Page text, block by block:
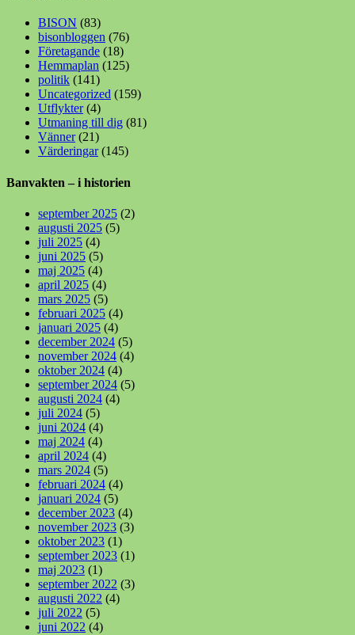
BISON (83)
bisonbloggen (76)
Företagande (18)
Hemmaplan (125)
politik (141)
Uncategorized (159)
Utflykter(4)
Utmaning till dig (81)
Vänner(21)
Värderingar(145)
Banvakten – i historien
september 2025 (2)
augusti 2025 (5)
juli 2025 (4)
juni 2025 (5)
maj 2025 (4)
april 2025 (4)
mars 2025 (5)
februari 2025 (4)
januari 2025 (4)
december 2024 (5)
november 2024 (4)
oktober 2024 (4)
september 2024 (5)
augusti 2024 (4)
juli 2024 (5)
juni 2024 (4)
maj 2024 (4)
april 2024 (4)
mars 2024 (5)
februari 2024 (4)
januari 2024 (5)
december 2023 (4)
november 2023 (3)
oktober 2023 (1)
september 2023 (1)
maj 2023 (1)
september 2022 (3)
augusti 2022 (4)
juli 2022 (5)
juni 2022 (4)